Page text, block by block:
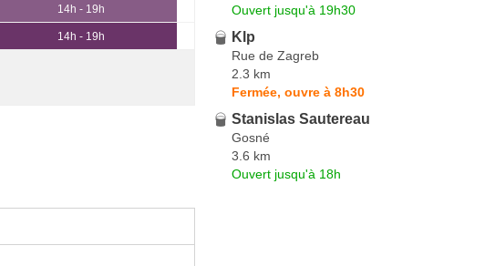
14h - 19h
14h - 19h
Ouvert jusqu'à 19h30
Klp
Rue de Zagreb
2.3 km
Fermée, ouvre à 8h30
Stanislas Sautereau
Gosné
3.6 km
Ouvert jusqu'à 18h